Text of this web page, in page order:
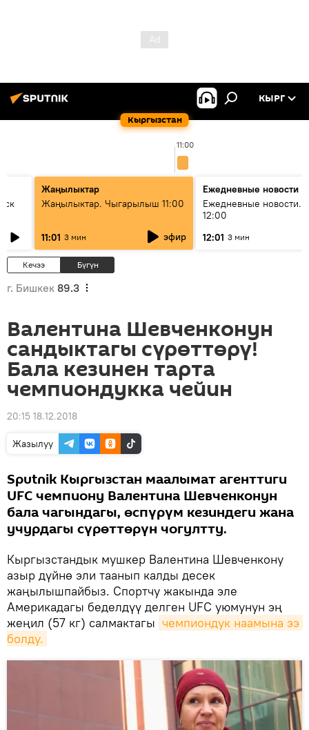
Кыргызстан
КЫРГ
11:00
Жаңылыктар
Жаңылыктар. Чыгарылыш 11:00
11:01 3 мин эфир
Ежедневные новости
Ежедневные новости.
12:00
12:01 3 мин
Кечээ Бүгүн
г. Бишкек 89.3
Валентина Шевченконун
сандыктагы сүрөттөрү!
Бала кезинен тарта
чемпиондукка чейин
20:15 18.12.2018
Жазылуу
Sputnik Кыргызстан маалымат агенттиги
UFC чемпиону Валентина Шевченконун
бала чагындагы, өспүрүм кезиндеги жана
учурдагы сүрөттөрүн чогултту.
Кыргызстандык мушкер Валентина Шевченкону
азыр дүйнө эли таанып калды десек
жаңылышпайбыз. Спортчу жакында эле
Америкадагы беделдүү делген UFC уюмунун эң
жеңил (57 кг) салмактагы чемпиондук наамына ээ
болду.